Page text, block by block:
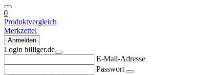
0
Produktvergleich
Merkzettel
Anmelden
Login billiger.de
E-Mail-Adresse
Passwort